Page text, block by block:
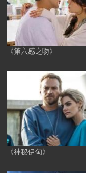
《第六感之吻》
《神秘伊甸》